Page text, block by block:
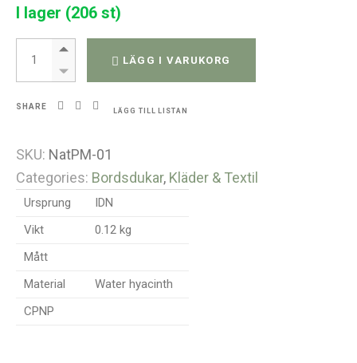
I lager (206 st)
Vattenhyacint bordstablett quantity
LÄGG I VARUKORG
SHARE
LÄGG TILL LISTAN
SKU: NatPM-01
Categories: Bordsdukar, Kläder & Textil
Ursprung
IDN
Vikt
0.12 kg
Mått
Material
Water hyacinth
CPNP